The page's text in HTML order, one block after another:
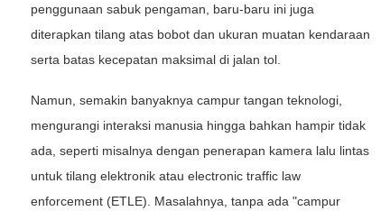
penggunaan sabuk pengaman, baru-baru ini juga
diterapkan tilang atas bobot dan ukuran muatan kendaraan
serta batas kecepatan maksimal di jalan tol.
Namun, semakin banyaknya campur tangan teknologi,
mengurangi interaksi manusia hingga bahkan hampir tidak
ada, seperti misalnya dengan penerapan kamera lalu lintas
untuk tilang elektronik atau electronic traffic law
enforcement (ETLE). Masalahnya, tanpa ada "campur